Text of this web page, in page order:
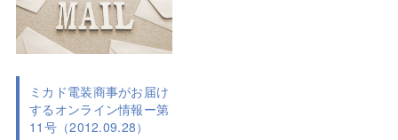
ミカド電装商事がお届け
するオンライン情報ー第
11号（2012.09.28）